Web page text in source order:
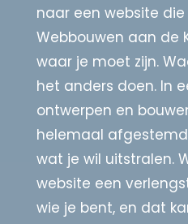
naar een website
Webbouwen aan de
waar je moet zijn.
het anders doen. In
ontwerpen en
helemaal
wat je wil uitstralen.
website een
wie je bent, en dat